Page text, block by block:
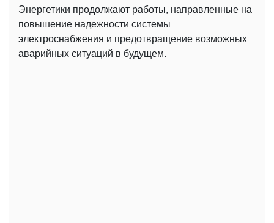
Энергетики продолжают работы, направленные на
повышение надежности системы
электроснабжения и предотвращение возможных
аварийных ситуаций в будущем.